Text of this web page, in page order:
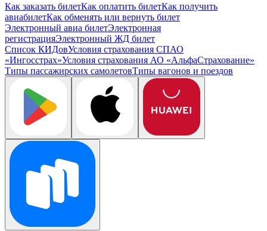
Как заказать билетКак оплатить билетКак получить
авиабилетКак обменять или вернуть билет
Электронный авиа билетЭлектронная
регистрацияЭлектронный ЖД билет
Список КИДовУсловия страхования СПАО
«Ингосстрах»Условия страхования АО «АльфаСтрахование»
Типы пассажирских самолетовТипы вагонов и поездов